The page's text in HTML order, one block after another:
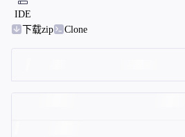
IDE
下载zip
Clone